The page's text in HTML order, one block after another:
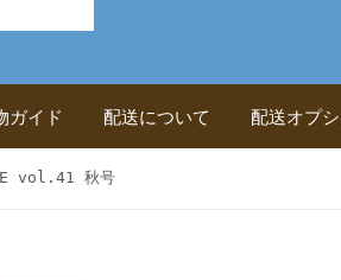
ガイド 配送について 配送オプ
vol.41 秋号